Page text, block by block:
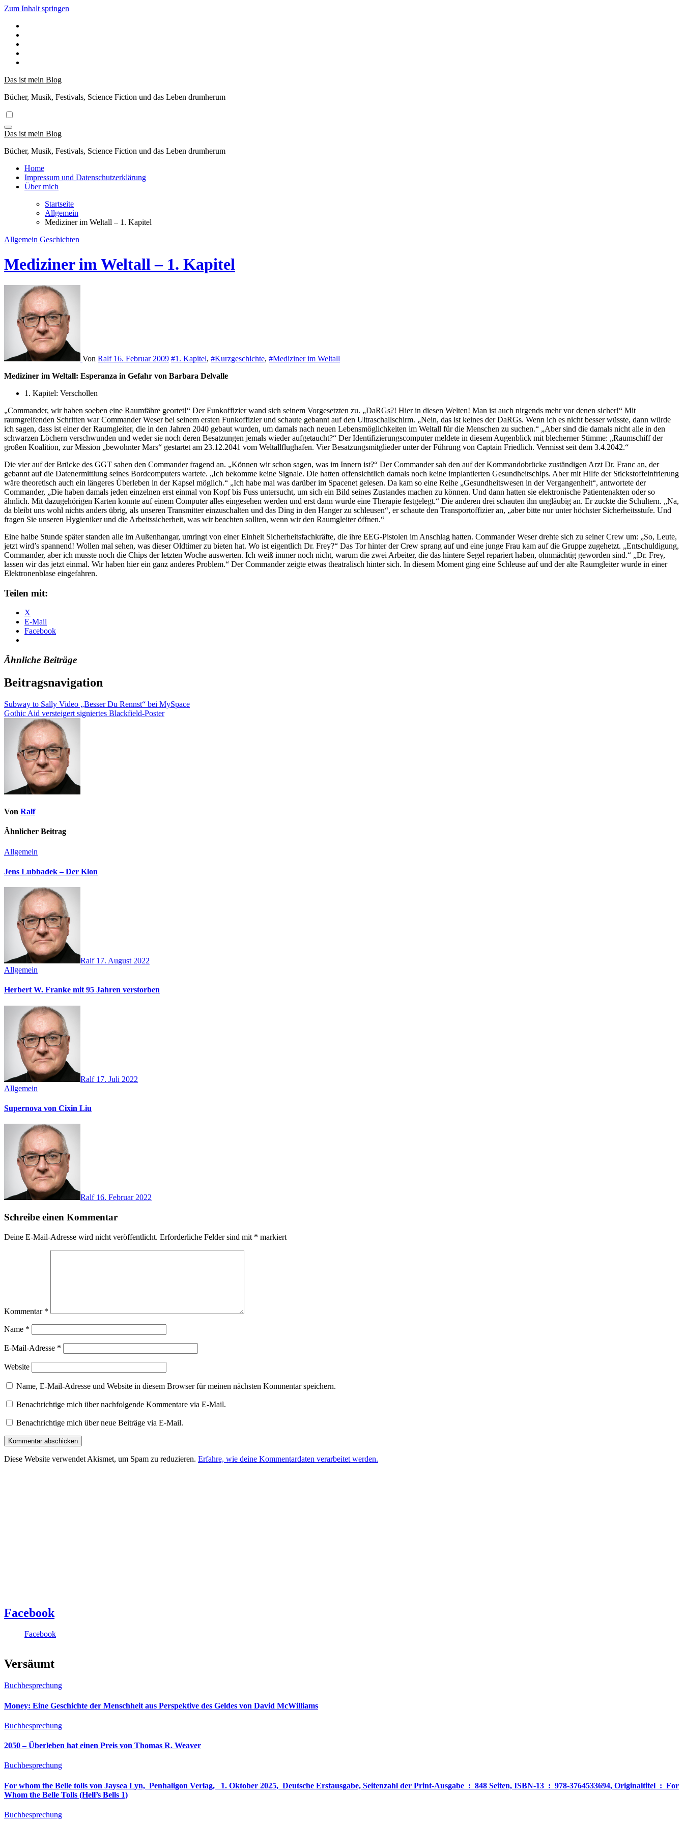
Zum Inhalt springen
Das ist mein Blog
Bücher, Musik, Festivals, Science Fiction und das Leben drumherum
Das ist mein Blog
Bücher, Musik, Festivals, Science Fiction und das Leben drumherum
Home
Impressum und Datenschutzerklärung
Über mich
Startseite
Allgemein
Mediziner im Weltall – 1. Kapitel
Allgemein Geschichten
Mediziner im Weltall – 1. Kapitel
Von Ralf 16. Februar 2009 #1. Kapitel, #Kurzgeschichte, #Mediziner im Weltall
Mediziner im Weltall: Esperanza in Gefahr von Barbara Delvalle
1. Kapitel: Verschollen
„Commander, wir haben soeben eine Raumfähre geortet!“ Der Funkoffizier wand sich seinem Vorgesetzten zu. „DaRGs?! Hier in diesen Welten! Man ist auch nirgends mehr vor denen sicher!“ Mit
raumgreifenden Schritten war Commander Weser bei seinem ersten Funkoffizier und schaute gebannt auf den Ultraschallschirm. „Nein, das ist keines der DaRGs. Wenn ich es nicht besser wüsste, dann würde
ich sagen, dass ist einer der Raumgleiter, die in den Jahren 2040 gebaut wurden, um damals nach neuen Lebensmöglichkeiten im Weltall für die Menschen zu suchen.“ „Aber sind die damals nicht alle in den
schwarzen Löchern verschwunden und weder sie noch deren Besatzungen jemals wieder aufgetaucht?“ Der Identifizierungscomputer meldete in diesem Augenblick mit blecherner Stimme: „Raumschiff der
großen Koalition, zur Mission „bewohnter Mars“ gestartet am 23.12.2041 vom Weltallflughafen. Vier Besatzungsmitglieder unter der Führung von Captain Friedlich. Vermisst seit dem 3.4.2042.“
Die vier auf der Brücke des GGT sahen den Commander fragend an. „Können wir schon sagen, was im Innern ist?“ Der Commander sah den auf der Kommandobrücke zuständigen Arzt Dr. Franc an, der
gebannt auf die Datenermittlung seines Bordcomputers wartete. „Ich bekomme keine Signale. Die hatten offensichtlich damals noch keine implantierten Gesundheitschips. Aber mit Hilfe der Stickstoffeinfrierung
wäre theoretisch auch ein längeres Überleben in der Kapsel möglich.“ „Ich habe mal was darüber im Spacenet gelesen. Da kam so eine Reihe „Gesundheitswesen in der Vergangenheit“, antwortete der
Commander, „Die haben damals jeden einzelnen erst einmal von Kopf bis Fuss untersucht, um sich ein Bild seines Zustandes machen zu können. Und dann hatten sie elektronische Patientenakten oder so
ähnlich. Mit dazugehörigen Karten konnte auf einem Computer alles eingesehen werden und erst dann wurde eine Therapie festgelegt.“ Die anderen drei schauten ihn ungläubig an. Er zuckte die Schultern. „Na,
da bleibt uns wohl nichts anders übrig, als unseren Transmitter einzuschalten und das Ding in den Hanger zu schleusen“, er schaute den Transportoffizier an, „aber bitte nur unter höchster Sicherheitsstufe. Und
fragen Sie unseren Hygieniker und die Arbeitssicherheit, was wir beachten sollten, wenn wir den Raumgleiter öffnen.“
Eine halbe Stunde später standen alle im Außenhangar, umringt von einer Einheit Sicherheitsfachkräfte, die ihre EEG-Pistolen im Anschlag hatten. Commander Weser drehte sich zu seiner Crew um: „So, Leute,
jetzt wird’s spannend! Wollen mal sehen, was dieser Oldtimer zu bieten hat. Wo ist eigentlich Dr. Frey?“ Das Tor hinter der Crew sprang auf und eine junge Frau kam auf die Gruppe zugehetzt. „Entschuldigung,
Commander, aber ich musste noch die Chips der letzten Woche auswerten. Ich weiß immer noch nicht, warum die zwei Arbeiter, die das hintere Segel repariert haben, ohnmächtig geworden sind.“ „Dr. Frey,
lassen wir das jetzt einmal. Wir haben hier ein ganz anderes Problem.“ Der Commander zeigte etwas theatralisch hinter sich. In diesem Moment ging eine Schleuse auf und der alte Raumgleiter wurde in einer
Elektronenblase eingefahren.
Teilen mit:
X
E-Mail
Facebook
Ähnliche Beiträge
Beitragsnavigation
Subway to Sally Video „Besser Du Rennst“ bei MySpace
Gothic Aid versteigert signiertes Blackfield-Poster
Von Ralf
Ähnlicher Beitrag
Allgemein
Jens Lubbadek – Der Klon
Ralf 17. August 2022
Allgemein
Herbert W. Franke mit 95 Jahren verstorben
Ralf 17. Juli 2022
Allgemein
Supernova von Cixin Liu
Ralf 16. Februar 2022
Schreibe einen Kommentar
Deine E-Mail-Adresse wird nicht veröffentlicht. Erforderliche Felder sind mit * markiert
Kommentar *
Name *
E-Mail-Adresse *
Website
Name, E-Mail-Adresse und Website in diesem Browser für meinen nächsten Kommentar speichern.
Benachrichtige mich über nachfolgende Kommentare via E-Mail.
Benachrichtige mich über neue Beiträge via E-Mail.
Diese Website verwendet Akismet, um Spam zu reduzieren. Erfahre, wie deine Kommentardaten verarbeitet werden.
Facebook
Facebook
Versäumt
Buchbesprechung
Money: Eine Geschichte der Menschheit aus Perspektive des Geldes von David McWilliams
Buchbesprechung
2050 – Überleben hat einen Preis von Thomas R. Weaver
Buchbesprechung
For whom the Belle tolls von Jaysea Lyn, ‎ Penhaligon Verlag, ‎ 1. Oktober 2025, ‎ Deutsche Erstausgabe, Seitenzahl der Print-Ausgabe ‏ : ‎ 848 Seiten, ISBN-13 ‏ : ‎ 978-3764533694, Originaltitel ‏ : ‎ For
Whom the Belle Tolls (Hell’s Bells 1)
Buchbesprechung